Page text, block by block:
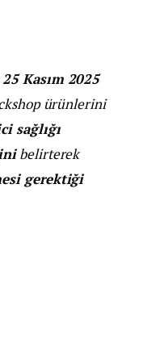
Kasım 2025
ürünlerini
sağlığı
belirterek
gerektiği